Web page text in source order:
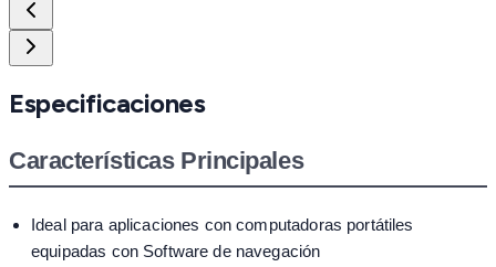
Especificaciones
Características Principales
Ideal para aplicaciones con computadoras portátiles
equipadas con Software de navegación